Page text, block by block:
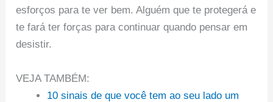
esforços para te ver bem. Alguém que te protegerá e
te fará ter forças para continuar quando pensar em
desistir.
VEJA TAMBÉM:
10 sinais de que você tem ao seu lado um